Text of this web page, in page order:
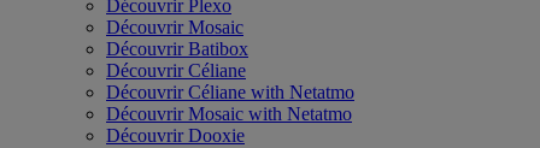
Découvrir Plexo
Découvrir Mosaic
Découvrir Batibox
Découvrir Céliane
Découvrir Céliane with Netatmo
Découvrir Mosaic with Netatmo
Découvrir Dooxie